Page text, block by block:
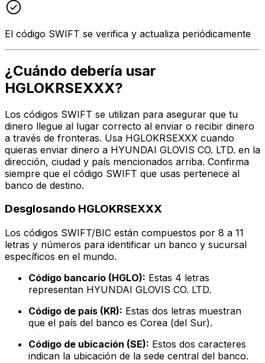
El código SWIFT se verifica y actualiza periódicamente
¿Cuándo debería usar
HGLOKRSEXXX?
Los códigos SWIFT se utilizan para asegurar que tu
dinero llegue al lugar correcto al enviar o recibir dinero
a través de fronteras. Usa HGLOKRSEXXX cuando
quieras enviar dinero a HYUNDAI GLOVIS CO. LTD. en la
dirección, ciudad y país mencionados arriba. Confirma
siempre que el código SWIFT que usas pertenece al
banco de destino.
Desglosando HGLOKRSEXXX
Los códigos SWIFT/BIC están compuestos por 8 a 11
letras y números para identificar un banco y sucursal
específicos en el mundo.
Código bancario (HGLO): Estas 4 letras
representan HYUNDAI GLOVIS CO. LTD.
Código de país (KR): Estas dos letras muestran
que el país del banco es Corea (del Sur).
Código de ubicación (SE): Estos dos caracteres
indican la ubicación de la sede central del banco.